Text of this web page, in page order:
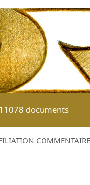
documents
COMMENTAIRE